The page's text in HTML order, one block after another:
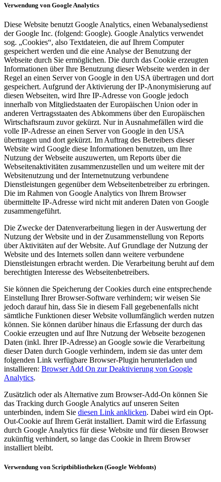
Verwendung von Google Analytics
Diese Website benutzt Google Analytics, einen Webanalysedienst
der Google Inc. (folgend: Google). Google Analytics verwendet
sog. „Cookies“, also Textdateien, die auf Ihrem Computer
gespeichert werden und die eine Analyse der Benutzung der
Webseite durch Sie ermöglichen. Die durch das Cookie erzeugten
Informationen über Ihre Benutzung dieser Webseite werden in der
Regel an einen Server von Google in den USA übertragen und dort
gespeichert. Aufgrund der Aktivierung der IP-Anonymisierung auf
diesen Webseiten, wird Ihre IP-Adresse von Google jedoch
innerhalb von Mitgliedstaaten der Europäischen Union oder in
anderen Vertragsstaaten des Abkommens über den Europäischen
Wirtschaftsraum zuvor gekürzt. Nur in Ausnahmefällen wird die
volle IP-Adresse an einen Server von Google in den USA
übertragen und dort gekürzt. Im Auftrag des Betreibers dieser
Website wird Google diese Informationen benutzen, um Ihre
Nutzung der Webseite auszuwerten, um Reports über die
Webseitenaktivitäten zusammenzustellen und um weitere mit der
Websitenutzung und der Internetnutzung verbundene
Dienstleistungen gegenüber dem Webseitenbetreiber zu erbringen.
Die im Rahmen von Google Analytics von Ihrem Browser
übermittelte IP-Adresse wird nicht mit anderen Daten von Google
zusammengeführt.
Die Zwecke der Datenverarbeitung liegen in der Auswertung der
Nutzung der Website und in der Zusammenstellung von Reports
über Aktivitäten auf der Website. Auf Grundlage der Nutzung der
Website und des Internets sollen dann weitere verbundene
Dienstleistungen erbracht werden. Die Verarbeitung beruht auf dem
berechtigten Interesse des Webseitenbetreibers.
Sie können die Speicherung der Cookies durch eine entsprechende
Einstellung Ihrer Browser-Software verhindern; wir weisen Sie
jedoch darauf hin, dass Sie in diesem Fall gegebenenfalls nicht
sämtliche Funktionen dieser Website vollumfänglich werden nutzen
können. Sie können darüber hinaus die Erfassung der durch das
Cookie erzeugten und auf Ihre Nutzung der Webseite bezogenen
Daten (inkl. Ihrer IP-Adresse) an Google sowie die Verarbeitung
dieser Daten durch Google verhindern, indem sie das unter dem
folgenden Link verfügbare Browser-Plugin herunterladen und
installieren: Browser Add On zur Deaktivierung von Google
Analytics.
Zusätzlich oder als Alternative zum Browser-Add-On können Sie
das Tracking durch Google Analytics auf unseren Seiten
unterbinden, indem Sie diesen Link anklicken. Dabei wird ein Opt-
Out-Cookie auf Ihrem Gerät installiert. Damit wird die Erfassung
durch Google Analytics für diese Website und für diesen Browser
zukünftig verhindert, so lange das Cookie in Ihrem Browser
installiert bleibt.
Verwendung von Scriptbibliotheken (Google Webfonts)